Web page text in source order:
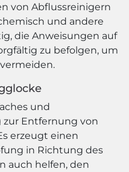
von Abflussreinigern
und andere
die Anweisungen auf
zu befolgen, um
und
Entfernung von
erzeugt einen
in Richtung des
auch helfen, den